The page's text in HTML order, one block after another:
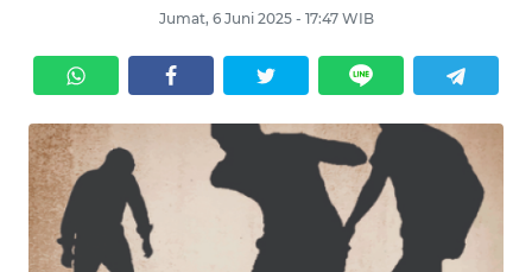
Jumat, 6 Juni 2025 - 17:47 WIB
KRIMINAL
EKUIN
SAINS-TEKNO
KESEHATAN